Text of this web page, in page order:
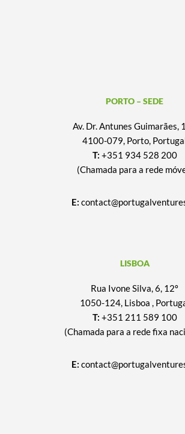
PORTO – SEDE
Av. Dr. Antunes Guimarães,
4100-079, Porto,
T: +351 934 528 200
(Chamada para a rede
E:
LISBOA
Rua Ivone Silva, 6, 12º
1050-124, Lisboa ,
T: +351 211 589 100
(Chamada para a rede fixa
E: